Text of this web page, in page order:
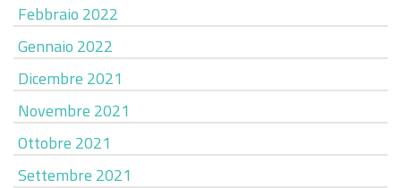
Febbraio 2022
Gennaio 2022
Dicembre 2021
Novembre 2021
Ottobre 2021
Settembre 2021